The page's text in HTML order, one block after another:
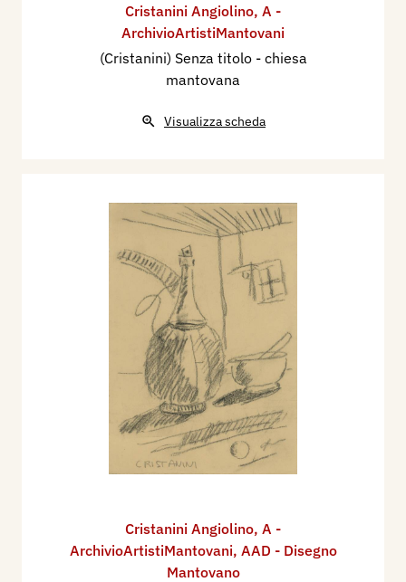
Cristanini Angiolino, A -
ArchivioArtistiMantovani
(Cristanini) Senza titolo - chiesa
mantovana
Visualizza scheda
Cristanini Angiolino, A -
ArchivioArtistiMantovani, AAD - Disegno
Mantovano